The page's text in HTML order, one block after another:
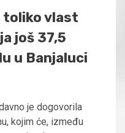
toliko vlast
još 37,5
u Banjaluci
je dogovorila
kojim će, između